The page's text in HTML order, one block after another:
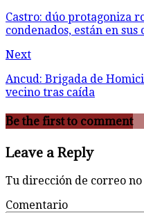
Castro: dúo protagoniza
condenados, están en sus
Next
Ancud: Brigada de
vecino tras caída
Be the first to comment
Leave a Reply
Tu dirección de correo
Comentario